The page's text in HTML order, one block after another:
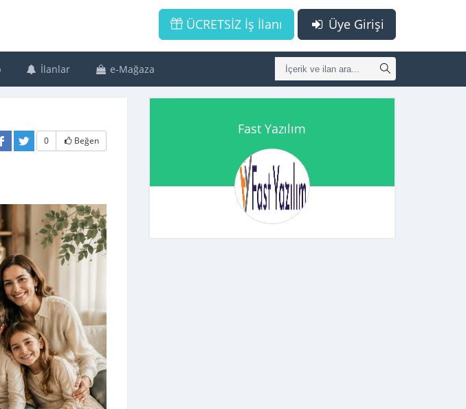
Üye Girişi
ÜCRETSİZ İş İlanı
İlanlar e-Mağaza
0 Beğen
Fast Yazılım